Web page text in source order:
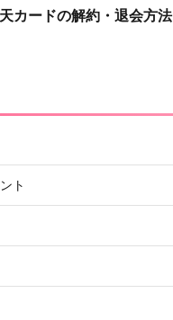
カードの解約・退会方法
ト